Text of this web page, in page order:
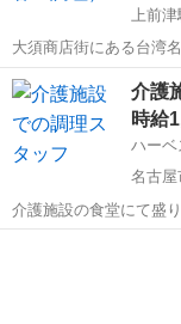
上前
大須商店街にある台湾
務をお願いします。 台湾唐揚げやタピオカドリンク、 各種デザート類
などがありますが、 メ
すぐに覚えていただけ
愛知 名古屋市
介護
時給
ハーベ
名古屋
介護施設の食堂にて盛
よく大量にお食事を提